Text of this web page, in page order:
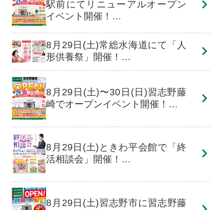
駅前にてリニューアルオープン
イベント開催！…
8月29日(土)常総水海道にて「人
形供養祭」開催！…
8月29日(土)〜30日(日)習志野藤
崎でオープンイベント開催！…
8月29日(土)ときわ平会館で「終
活相談会」開催！…
8月29日(土)習志野市に習志野藤